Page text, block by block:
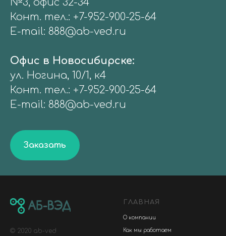
Конт. тел.: +7-952-900-25-64
E-mail: 888@ab-ved.ru
Офис в Новосибирске:
ул. Ногина, 10/1, к4
Конт. тел.: +7-952-900-25-64
E-mail: 888@ab-ved.ru
Заказать
© 2020 ab-ved
ГЛАВНАЯ
О компании
Как мы работаем